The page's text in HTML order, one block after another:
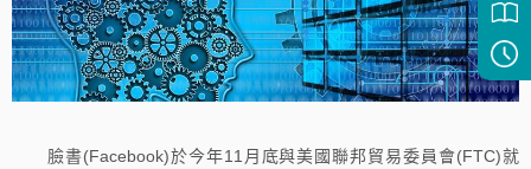
臉書(Facebook)於今年11月底與美國聯邦貿易委員會(FTC)就